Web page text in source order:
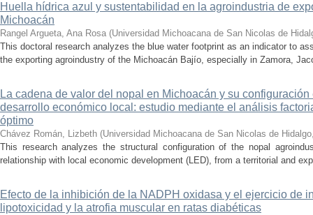
Huella hídrica azul y sustentabilidad en la agroindustria de
Michoacán
Rangel Argueta, Ana Rosa (Universidad Michoacana de San Nicolas de
This doctoral research analyzes the blue water footprint as an indicator to
the exporting agroindustry of the Michoacán Bajío, especially in Zamora,
La cadena de valor del nopal en Michoacán y su
desarrollo económico local: estudio mediante el análisis
óptimo
Chávez Román, Lizbeth (Universidad Michoacana de San Nicolas de Hidalgo
This research analyzes the structural configuration of the nopal
relationship with local economic development (LED), from a territorial and
Efecto de la inhibición de la NADPH oxidasa y el ejercicio de
lipotoxicidad y la atrofia muscular en ratas diabéticas